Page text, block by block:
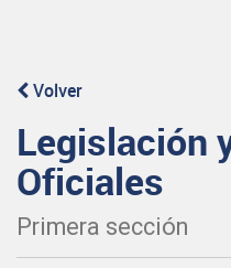
Volver
Legislación
Oficiales
Primera sección